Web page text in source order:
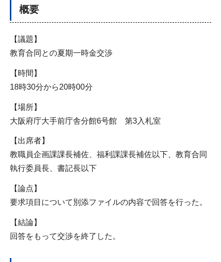
概要
【議題】
教育合同との夏期一時金交渉
【時間】
18時30分から20時00分
【場所】
大阪府庁大手前庁舎分館6号館 第3入札室
【出席者】
教職員企画課課長補佐、福利課課長補佐以下、教育合同
執行委員長、書記長以下
【論点】
要求項目について別添ファイルの内容で回答を行った。
【結論】
回答をもって交渉を終了した。